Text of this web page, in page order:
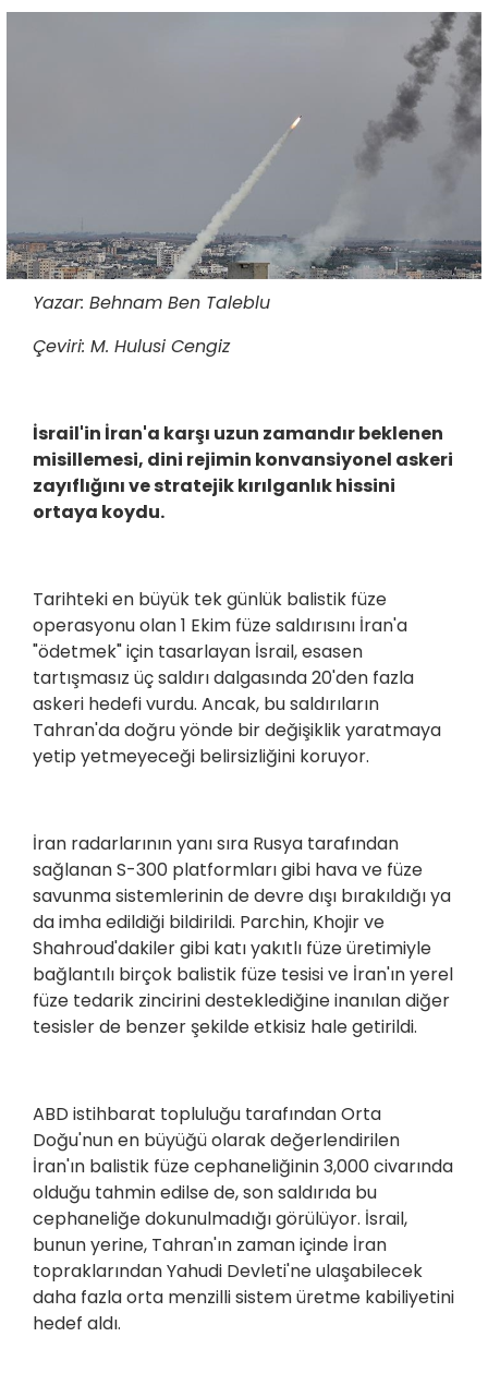
Yazar: Behnam Ben Taleblu
Çeviri: M. Hulusi Cengiz
İsrail'in İran'a karşı uzun zamandır beklenen
misillemesi, dini rejimin konvansiyonel askeri
zayıflığını ve stratejik kırılganlık hissini
ortaya koydu.
Tarihteki en büyük tek günlük balistik füze
operasyonu olan 1 Ekim füze saldırısını İran'a
"ödetmek" için tasarlayan İsrail, esasen
tartışmasız üç saldırı dalgasında 20'den fazla
askeri hedefi vurdu. Ancak, bu saldırıların
Tahran'da doğru yönde bir değişiklik yaratmaya
yetip yetmeyeceği belirsizliğini koruyor.
İran radarlarının yanı sıra Rusya tarafından
sağlanan S-300 platformları gibi hava ve füze
savunma sistemlerinin de devre dışı bırakıldığı ya
da imha edildiği bildirildi. Parchin, Khojir ve
Shahroud'dakiler gibi katı yakıtlı füze üretimiyle
bağlantılı birçok balistik füze tesisi ve İran'ın yerel
füze tedarik zincirini desteklediğine inanılan diğer
tesisler de benzer şekilde etkisiz hale getirildi.
ABD istihbarat topluluğu tarafından Orta
Doğu'nun en büyüğü olarak değerlendirilen
İran'ın balistik füze cephaneliğinin 3,000 civarında
olduğu tahmin edilse de, son saldırıda bu
cephaneliğe dokunulmadığı görülüyor. İsrail,
bunun yerine, Tahran'ın zaman içinde İran
topraklarından Yahudi Devleti'ne ulaşabilecek
daha fazla orta menzilli sistem üretme kabiliyetini
hedef aldı.